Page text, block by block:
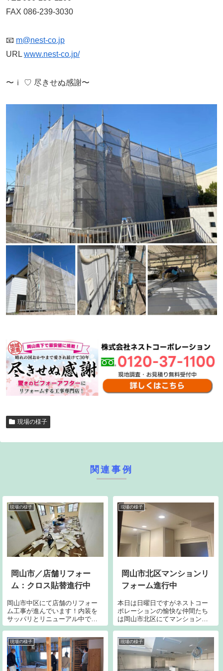
FAX 086-239-3030
📧 m@nest-co.jp
URL www.nest-co.jp/
〜ｉ ♡ 尽きせぬ感謝〜
現場の様子
関連事例
現場の様子
岡山市／店舗リフォー
ム：クロス貼替進行中
岡山市中区にて店舗のリフォー
ム工事が進んでいます！内装を
サッパリとリニューアル中で
す。開店間近の為、急ピッチで
たり、床を張り替えたりトイレ
を交換したりと改装は続いてお
ります。何度もご依頼くださっ
ている施主様に感謝...
現場の様子
岡山市北区マンションリ
フォーム進行中
本日は日曜日ですがネストコー
ポレーションの愉快な仲間たち
は岡山市北区にてマンションの
リノベーション中です！職人た
同マンションにお住まいの皆さ
まにはご協力に深く感謝いたし
ます。さて昨日に引き続き、内
装をリニューアル...
現場の様子 現場の様子